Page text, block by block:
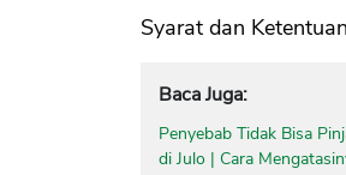
Syarat dan
Baca Juga:
Penyebab Tidak Bisa
di Julo | Cara